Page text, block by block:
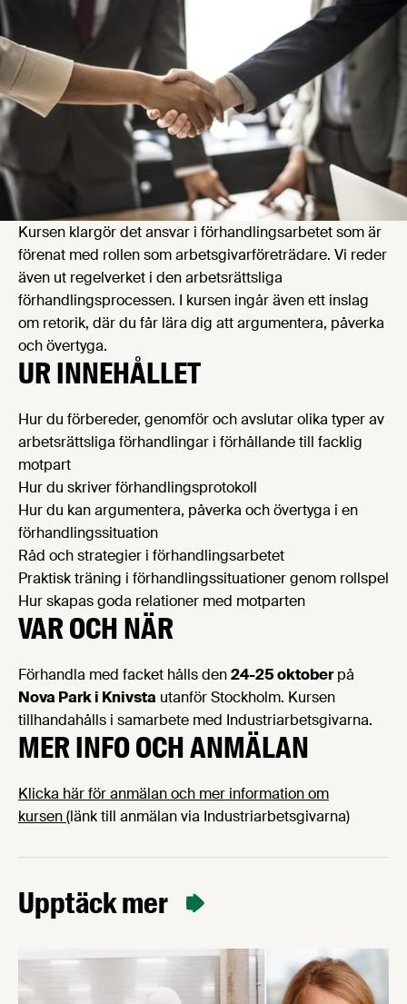
Kursen klargör det ansvar i förhandlingsarbetet som är
förenat med rollen som arbetsgivarföreträdare. Vi reder
även ut regelverket i den arbetsrättsliga
förhandlingsprocessen. I kursen ingår även ett inslag
om retorik, där du får lära dig att argumentera, påverka
och övertyga.
UR INNEHÅLLET
Hur du förbereder, genomför och avslutar olika typer av
arbetsrättsliga förhandlingar i förhållande till facklig
motpart
Hur du skriver förhandlingsprotokoll
Hur du kan argumentera, påverka och övertyga i en
förhandlingssituation
Råd och strategier i förhandlingsarbetet
Praktisk träning i förhandlingssituationer genom rollspel
Hur skapas goda relationer med motparten
VAR OCH NÄR
Förhandla med facket hålls den24-25 oktoberpå
Nova Park i Knivsta utanför Stockholm. Kursen
tillhandahålls i samarbete med Industriarbetsgivarna.
MER INFO OCH ANMÄLAN
Klicka här för anmälan och mer information om
kursen(länk till anmälan via Industriarbetsgivarna)
Upptäck mer